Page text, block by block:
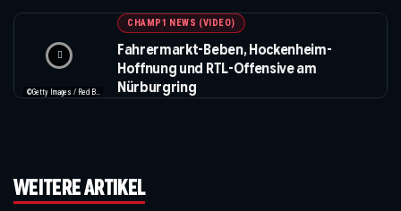
©Getty Images / Red Bull / XPB Images
CHAMP1 NEWS (VIDEO)
Fahrermarkt-Beben, Hockenheim-
Hoffnung und RTL-Offensive am
Nürburgring
WEITERE ARTIKEL